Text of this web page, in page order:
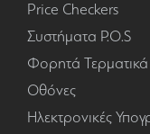
Price Checkers
Συστήματα P.O.S
Φορητά Τερματικά
Οθόνες
Ηλεκτρονικές